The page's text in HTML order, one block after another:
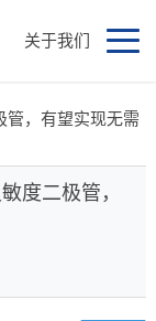
关于我们
管，有望实现无需
度二极管，